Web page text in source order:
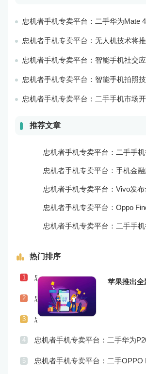
忠机者手机专卖平台：二手华为Mate 40 Pro市场价格
忠机者手机专卖平台：无人机技术将推动物流行业的智
忠机者手机专卖平台：智能手机社交
忠机者手机专卖平台：智能手机拍照技术将不断升级，成为手机行业
忠机者手机专卖平台：二手手机市场开展智能化运营，优化市场流
推荐文章
热门排序
苹果推出
1 忠机者手机专卖平台：二手手机行业如何应对社会民生问题
2 忠机者手机专卖平台：LG发布Wing智能手机，支持双屏交互
3 忠机者手机专卖平台：二手手机行业如何应对供应链管理的挑战
4
5